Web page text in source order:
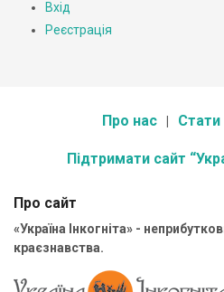
Вхід
Реєстрація
Про нас
Підтримати сайт
Про сайт
«Україна Інкогніта» -
краєзнавства.